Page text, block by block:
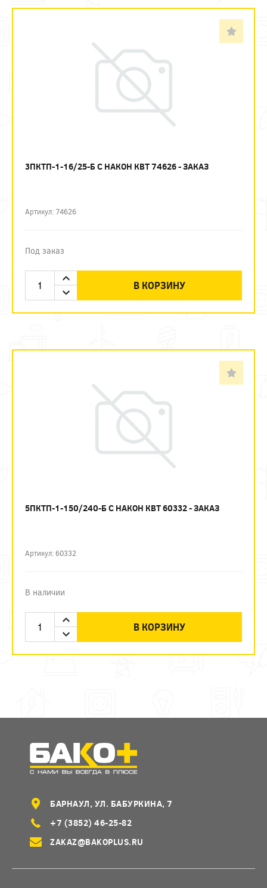
3ПКТП-1-16/25-Б С НАКОН КВТ 74626 - ЗАКАЗ
Артикул: 74626
Под заказ
В КОРЗИНУ
5ПКТП-1-150/240-Б С НАКОН КВТ 60332 - ЗАКАЗ
Артикул: 60332
В наличии
В КОРЗИНУ
БАРНАУЛ, УЛ. БАБУРКИНА, 7
+7 (3852) 46-25-82
ZAKAZ@BAKOPLUS.RU